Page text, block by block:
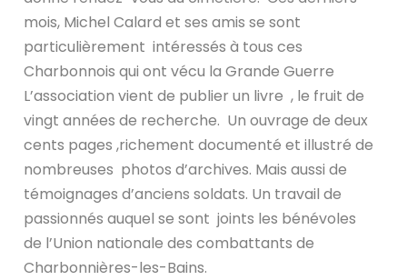
mois, Michel Calard et ses amis se sont
particulièrement intéressés à tous ces
Charbonnois qui ont vécu la Grande Guerre
L’association vient de publier un livre , le fruit de
vingt années de recherche. Un ouvrage de deux
cents pages ,richement documenté et illustré de
nombreuses photos d’archives. Mais aussi de
témoignages d’anciens soldats. Un travail de
passionnés auquel se sont joints les bénévoles
de l’Union nationale des combattants de
Charbonnières-les-Bains.